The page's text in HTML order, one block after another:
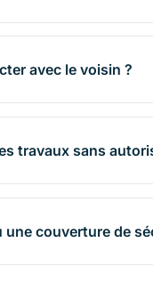
avec le voisin ?
travaux sans
une couverture de